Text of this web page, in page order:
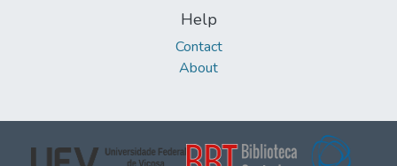
Help
Contact
About